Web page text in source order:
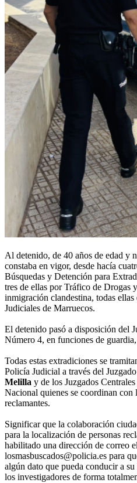
Al detenido, de 40 años de edad y
constaba en vigor, desde hacía
Búsquedas y Detención para
tres de ellas por Tráfico de Drogas
inmigración clandestina, todas
Judiciales de Marruecos.
El detenido pasó a disposición del
Número 4, en funciones de
Todas estas extradiciones se
Policía Judicial a través del
Melilla y de los Juzgados
Nacional quienes se coordinan con
reclamantes.
Significar que la colaboración
para la localización de personas
habilitado una dirección de correo
losmasbuscados@policia.es para
algún dato que pueda conducir a
los investigadores de forma